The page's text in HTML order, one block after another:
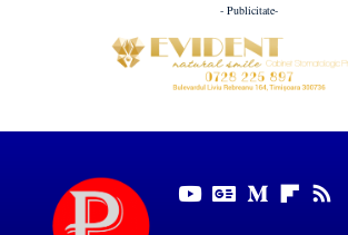
- Publicitate-